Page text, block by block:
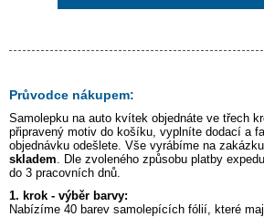
Průvodce nákupem:
Samolepku na auto kvítek objednáte ve třech
připravený motiv do košíku, vyplníte dodací a
objednávku odešlete. Vše vyrábíme na
skladem. Dle zvoleného způsobu platby
do 3 pracovních dnů.
1. krok - výběr barvy:
Nabízíme 40 barev samolepících fólií, které